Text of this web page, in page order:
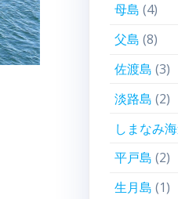
母島 (4)
父島 (8)
佐渡島 (3)
淡路島 (2)
しまなみ
平戸島 (2)
生月島 (1)